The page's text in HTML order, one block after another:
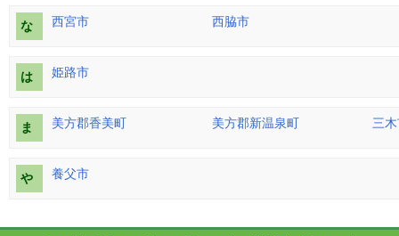
な 西宮市 西脇市
は 姫路市
ま 美方郡香美町 美方郡新温泉町 三
や 養父市